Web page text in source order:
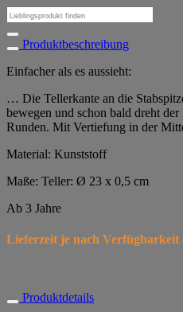
Suchen
nach:
Produktbeschreibung
Einfacher als es aussieht:
… Die Tellerkante an die
bewegen und schon bald dreht
Runden. Mit Vertiefung in der
Material: Kunststoff
Maße: Teller: Ø 23 x 0,5 cm
Ab 3 Jahre
Lieferzeit je nach Verfügbarkeit
Produktdetails